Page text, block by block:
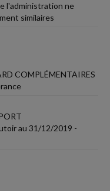
l'administration ne
similaires
COMPLÉMENTAIRES
au 31/12/2019 -